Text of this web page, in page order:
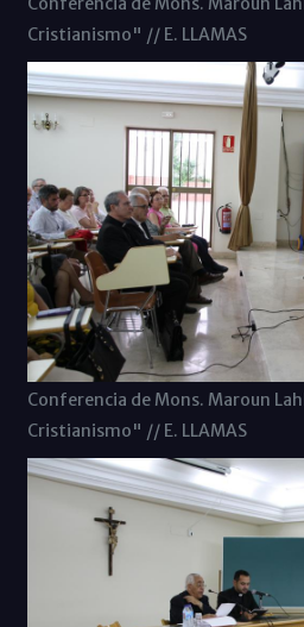
Cristianismo" // E. LLAMAS
Conferencia de Mons. Maroun
Cristianismo" // E. LLAMAS